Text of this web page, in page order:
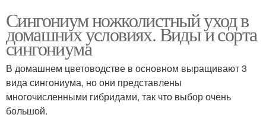
Сингониум ножколистный уход в
домашних условиях. Виды и сорта
сингониума
В домашнем цветоводстве в основном выращивают 3
вида сингониума, но они представлены
многочисленными гибридами, так что выбор очень
большой.